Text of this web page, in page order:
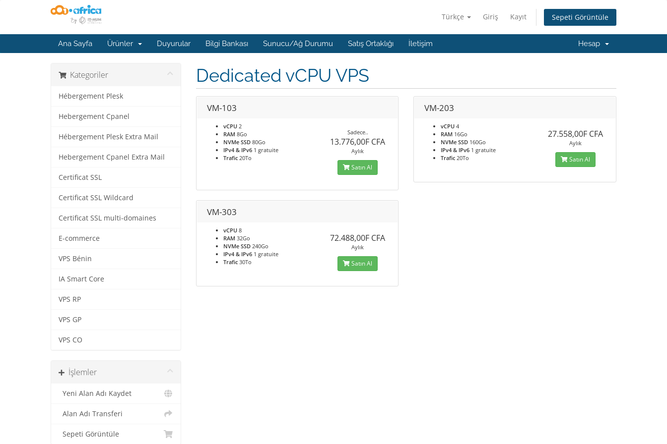
Türkçe Giriş Kayıt Sepeti Görüntüle
Ana Sayfa Ürünler Duyurular Bilgi Bankası Sunucu/Ağ Durumu Satış Ortaklığı İletişim Hesap
Kategoriler
Hébergement Plesk
Hebergement Cpanel
Hébergement Plesk Extra Mail
Hebergement Cpanel Extra Mail
Certificat SSL
Certificat SSL Wildcard
Certificat SSL multi-domaines
E-commerce
VPS Bénin
IA Smart Core
VPS RP
VPS GP
VPS CO
İşlemler
Yeni Alan Adı Kaydet
Alan Adı Transferi
Sepeti Görüntüle
Dedicated vCPU VPS
VM-103
vCPU2
RAM 8Go
NVMe SSD80Go
IPv4 & IPv61 gratuite
Trafic20To
Sadece..
13.776,00F CFA
Aylık
Satın Al
VM-203
vCPU 4
RAM 16Go
NVMe SSD 160Go
IPv4 & IPv6 1 gratuite
Trafic 20To
27.558,00F CFA
Aylık
Satın Al
VM-303
vCPU8
RAM 32Go
NVMe SSD240Go
IPv4 & IPv61 gratuite
Trafic30To
72.488,00F CFA
Aylık
Satın Al